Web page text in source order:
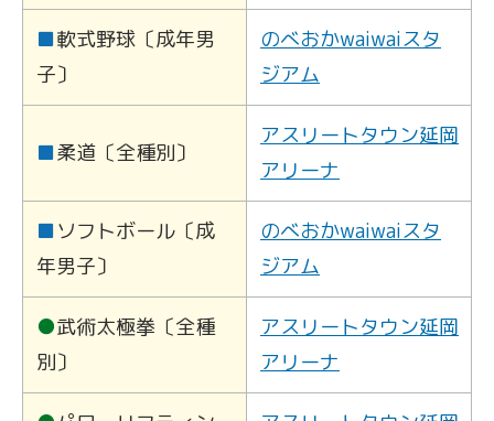
■軟式野球〔成年男
子〕
のべおかwaiwaiスタ
ジアム
■柔道〔全種別〕
アスリートタウン延岡
アリーナ
■ソフトボール〔成
年男子〕
のべおかwaiwaiスタ
ジアム
●武術太極拳〔全種
別〕
アスリートタウン延岡
アリーナ